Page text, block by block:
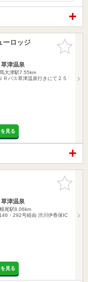
お気に入
りに追加
ロッジ
津温泉
大津駅7.55km
バス草津温泉行きにて２５
見る
お気に入
りに追加
津温泉
尾駅8.06km
・292号経由 渋川伊香保IC
見る